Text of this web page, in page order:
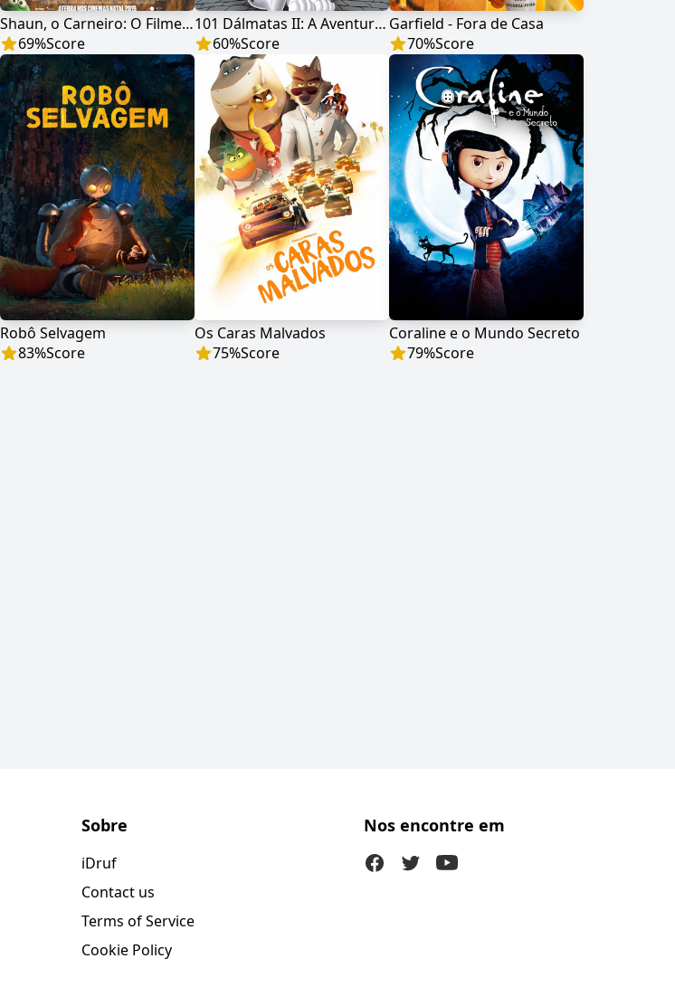
Shaun, o Carneiro: O Filme - A Fazenda Contra-Ataca
69%Score
101 Dálmatas II: A Aventura de Patch em Londres
60%Score
Garfield - Fora de Casa
70%Score
Robô Selvagem
83%Score
Os Caras Malvados
75%Score
Coraline e o Mundo Secreto
79%Score
Sobre
iDruf
Contact us
Terms of Service
Cookie Policy
Nos encontre em
FacebookTwitter (X)Youtube